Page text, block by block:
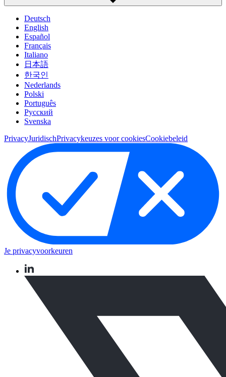
Deutsch
English
Español
Français
Italiano
日本語
한국인
Nederlands
Polski
Português
Pусский
Svenska
PrivacyJuridischPrivacykeuzes voor cookiesCookiebeleid
Je privacyvoorkeuren